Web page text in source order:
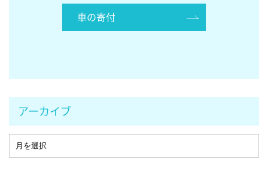
車の寄付
アーカイブ